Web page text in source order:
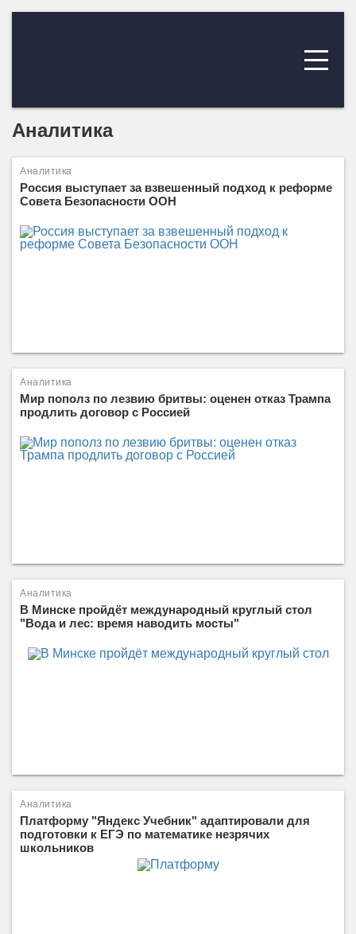
Аналитика
Аналитика
Россия выступает за взвешенный подход к реформе
Совета Безопасности ООН
Аналитика
Мир пополз по лезвию бритвы: оценен отказ Трампа
продлить договор с Россией
Аналитика
В Минске пройдёт международный круглый стол
"Вода и лес: время наводить мосты"
Аналитика
Платформу "Яндекс Учебник" адаптировали для
подготовки к ЕГЭ по математике незрячих
школьников